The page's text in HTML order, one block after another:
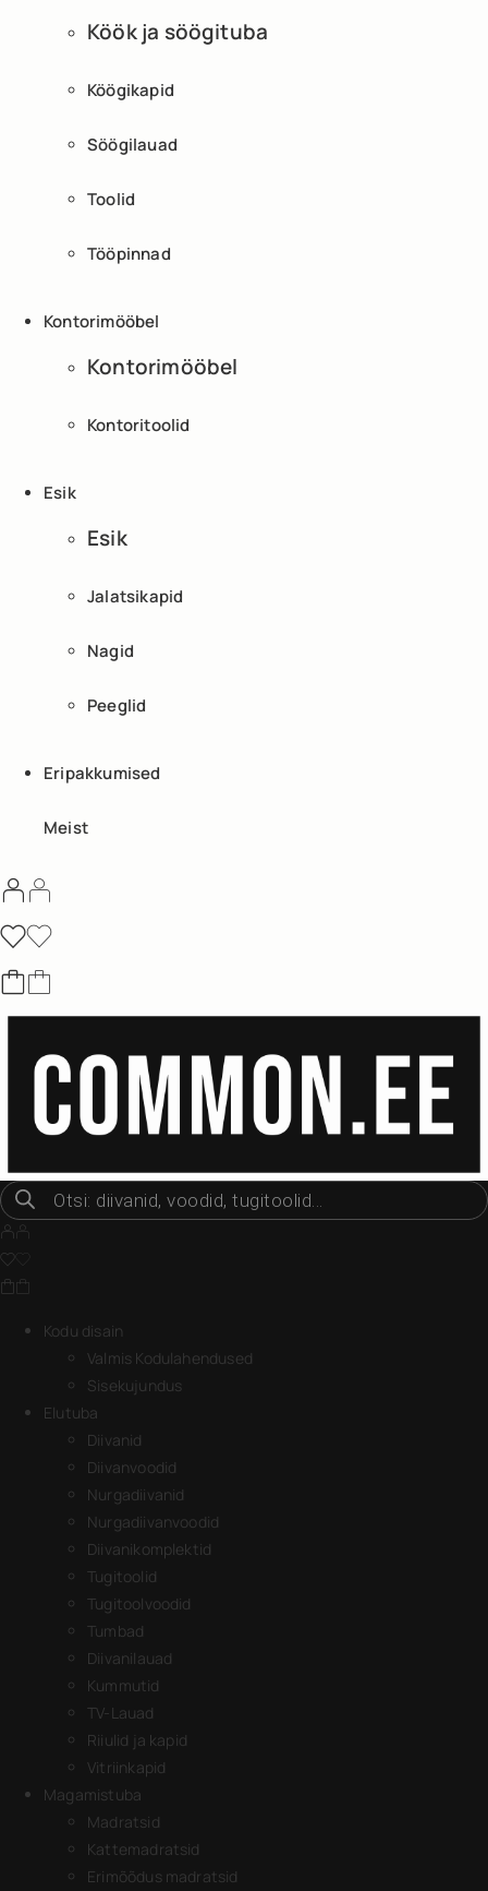
Köök ja söögituba
Köögikapid
Söögilauad
Toolid
Tööpinnad
Kontorimööbel
Kontorimööbel
Kontoritoolid
Esik
Esik
Jalatsikapid
Nagid
Peeglid
Eripakkumised
Meist
Kodu disain
Valmis Kodulahendused
Sisekujundus
Elutuba
Diivanid
Diivanvoodid
Nurgadiivanid
Nurgadiivanvoodid
Diivanikomplektid
Tugitoolid
Tugitoolvoodid
Tumbad
Diivanilauad
Kummutid
TV-Lauad
Riiulid ja kapid
Vitriinkapid
Magamistuba
Madratsid
Kattemadratsid
Erimõõdus madratsid